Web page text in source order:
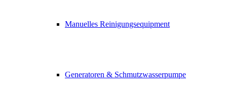
Manuelles Reinigungsequipment
Generatoren & Schmutzwasserpumpe